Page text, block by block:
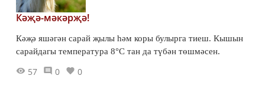
Кәҗә-мәкәрҗә!
Кәҗә яшәгән сарай җылы һәм коры булырга тиеш. Кышын
сарайдагы температура 8°С тан да түбән төшмәсен.
57 0 0